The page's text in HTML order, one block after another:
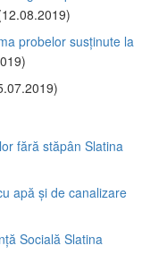
probelor susținute la
fără stăpân Slatina
apă și de canalizare
Socială Slatina